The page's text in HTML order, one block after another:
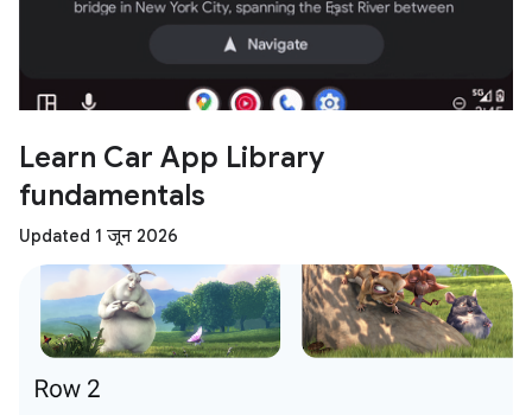
Learn Car App Library
fundamentals
Updated 1 जून 2026